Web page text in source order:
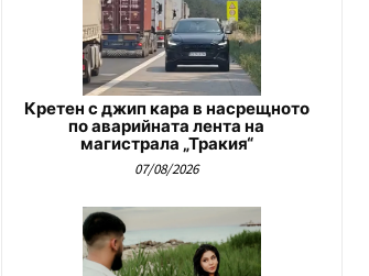
Кретен с джип кара в насрещното
по аварийната лента на
магистрала „Тракия“
07/08/2026